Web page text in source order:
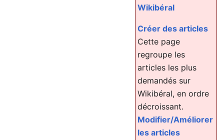
Wikibéral
Créer des articles
Cette page
regroupe les
articles les plus
demandés sur
Wikibéral, en ordre
décroissant.
Modifier/Améliorer
les articles